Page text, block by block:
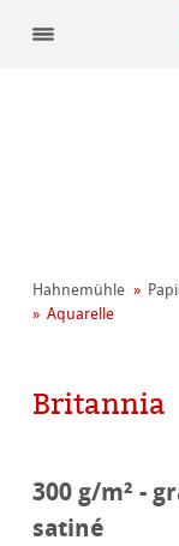
Hahnemühle
Aquarelle
Britannia
300 g/m² -
satiné